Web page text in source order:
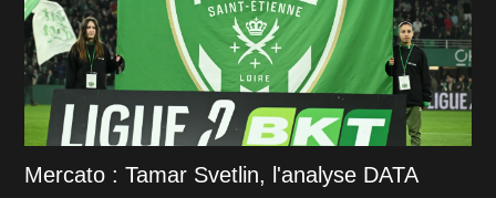
Mercato : Tamar Svetlin, l'analyse DATA